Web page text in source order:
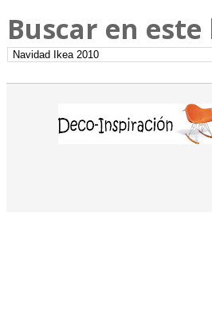
Buscar en este